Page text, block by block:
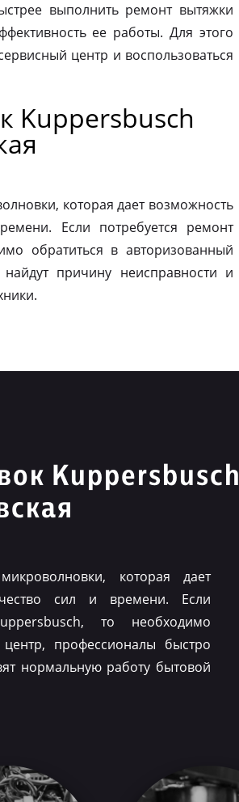
выполнить ремонт вытяжки
ее работы. Для этого
центр и воспользоваться
Kuppersbusch
которая дает возможность
Если потребуется ремонт
обратиться в авторизованный
причину неисправности и
Kuppersbusch
которая дает
сил и времени. Если
то необходимо
профессионалы быстро
нормальную работу бытовой